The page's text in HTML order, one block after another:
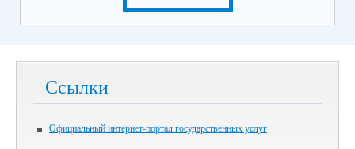
Ссылки
Официальный интернет-портал государственных услуг